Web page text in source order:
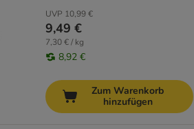
UVP 10,99 €
9,49 €
7,30 € / kg
8,92 €
Zum Warenkorb
hinzufügen